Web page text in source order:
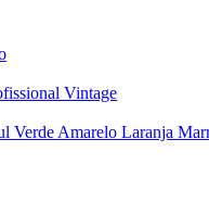
Vintage
Verde Amarelo Laranja